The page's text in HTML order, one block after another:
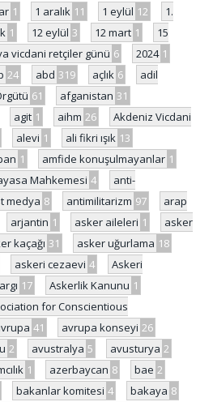
1 1 aralık 11 1 eylül 12
1.
1 12 eylül 3 12 mart 1
15
vicdani retçiler günü 6 2024 1
24 abd 319 açlık 6
adil
61 afganistan 31
agit 1 aihm 26
Akdeniz Vicdani
alevi 1 ali fikri ışık 13
1 amfide konuşulmayanlar 1
Mahkemesi 4
anti-
medya 8 antimilitarizm 97
arap
arjantin 1 asker aileleri 1
asker
kaçağı 31 asker uğurlama 18
askeri cezaevi 4
Askeri
17 Askerlik Kanunu 1
for Conscientious
41 avrupa konseyi 26
2 avustralya 5 avusturya 2
1 azerbaycan 8 bae 2
bakanlar komitesi 4 bakaya 8